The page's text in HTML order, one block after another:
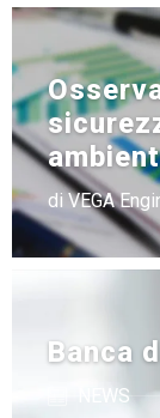
Banca
NEWS
di VEGA